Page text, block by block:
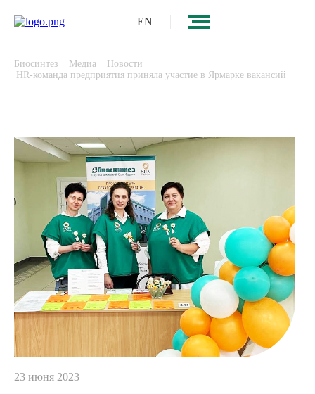
EN
Биосинтез Медиа
Новости
HR-команда предприятия приняла участие в Ярмарке вакансий
23 июня 2023